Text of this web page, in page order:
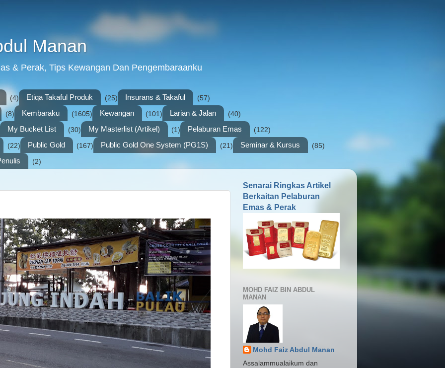
Manan
& Perak, Tips Kewangan Dan Pengembaraanku
(4) Etiqa Takaful Produk (25) Insurans & Takaful (57)
(8) Kembaraku (1605) Kewangan (101) Larian & Jalan (40)
My Bucket List (30) My Masterlist (Artikel) (1) Pelaburan Emas (122)
(22) Public Gold (167) Public Gold One System (PG1S) (21) Seminar & Kursus (85)
(2)
Senarai Ringkas Artikel
Berkaitan Pelaburan
Emas & Perak
MOHD FAIZ BIN ABDUL
MANAN
Mohd Faiz Abdul Manan
Assalammualaikum dan